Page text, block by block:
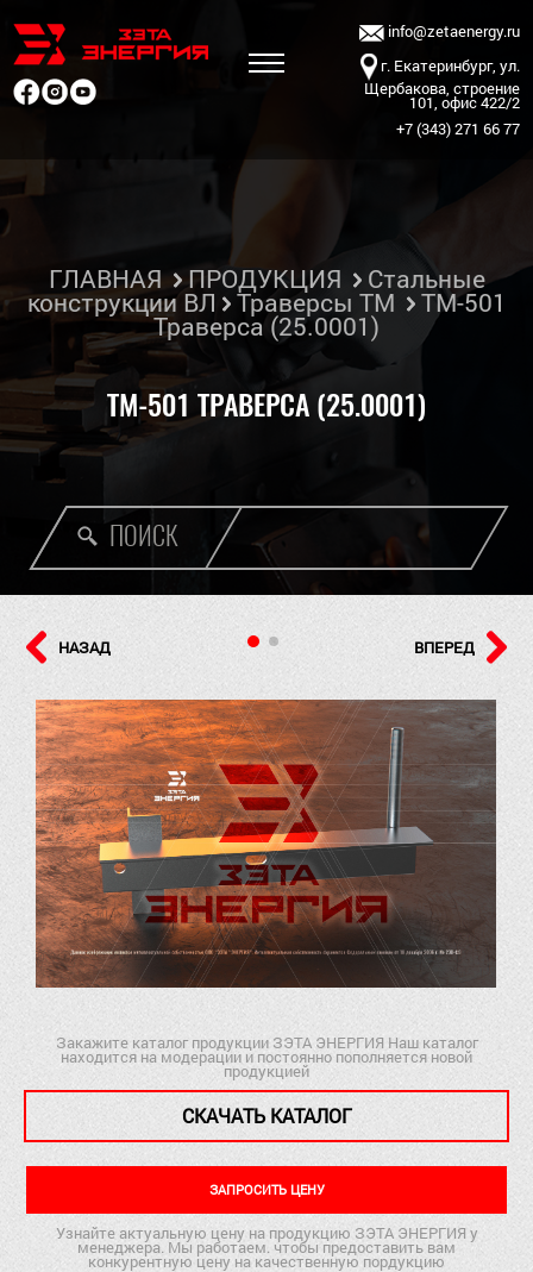
info@zetaenergy.ru
г. Екатеринбург, ул.
Щербакова, строение
101, офис 422/2
+7 (343) 271 66 77
ПОИСК
ГЛАВНАЯ ПРОДУКЦИЯ Стальные
конструкции ВЛ Траверсы ТМ ТМ-501
Траверса (25.0001)
ТМ-501 ТРАВЕРСА (25.0001)
НАЗАД ВПЕРЕД
Закажите каталог продукции ЗЭТА ЭНЕРГИЯ Наш каталог
находится на модерации и постоянно пополняется новой
продукцией
СКАЧАТЬ КАТАЛОГ
ЗАПРОСИТЬ ЦЕНУ
Узнайте актуальную цену на продукцию ЗЭТА ЭНЕРГИЯ у
менеджера. Мы работаем. чтобы предоставить вам
конкурентную цену на качественную пордукцию